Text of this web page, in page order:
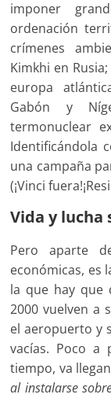
imponer
ordenación
crímenes
Kimkhi en
europa
Gabón y
termonuclear
Identificándola
una campaña
(¡Vinci
Vida y lucha
Pero aparte
económicas, es
la que hay que
2000 vuelven a
el aeropuerto y
vacías. Poco a
tiempo, va
al instalarse